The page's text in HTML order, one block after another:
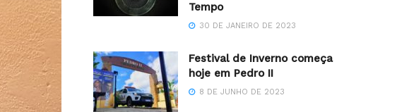
Tempo
30 DE JANEIRO DE 2023
Festival de Inverno começa
hoje em Pedro II
8 DE JUNHO DE 2023